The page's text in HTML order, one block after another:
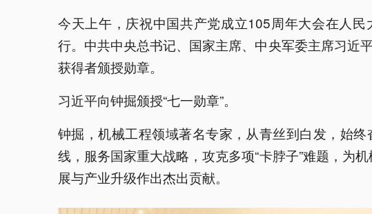
今天上午，庆祝中国共产党成立105周年大会在人民
行。中共中央总书记、国家主席、中央军委主席习近
获得者颁授勋章。
习近平向钟掘颁授“七一勋章”。
钟掘，机械工程领域著名专家，从青丝到白发，始终
线，服务国家重大战略，攻克多项“卡脖子”难题，为
展与产业升级作出杰出贡献。